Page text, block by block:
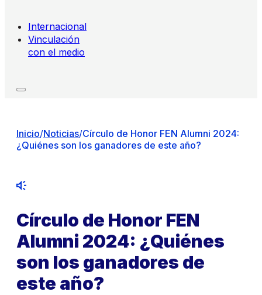
Internacional
Vinculación
con el medio
Inicio/Noticias/Círculo de Honor FEN Alumni 2024:
¿Quiénes son los ganadores de este año?
Círculo de Honor FEN
Alumni 2024: ¿Quiénes
son los ganadores de
este año?